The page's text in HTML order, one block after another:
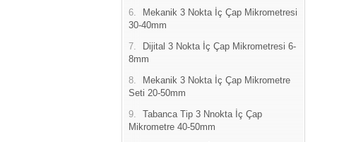
6.
Mekanik 3 Nokta İç Çap Mikrometresi
30-40mm
7.
Dijital 3 Nokta İç Çap Mikrometresi 6-
8mm
8.
Mekanik 3 Nokta İç Çap Mikrometre
Seti 20-50mm
9.
Tabanca Tip 3 Nnokta İç Çap
Mikrometre 40-50mm